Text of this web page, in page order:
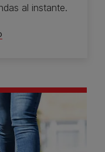
al instante.